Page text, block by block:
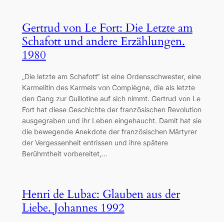
Gertrud von Le Fort: Die Letzte am
Schafott und andere Erzählungen.
1980
„Die letzte am Schafott“ ist eine Ordensschwester, eine
Karmelitin des Karmels von Compiègne, die als letzte
den Gang zur Guillotine auf sich nimmt. Gertrud von Le
Fort hat diese Geschichte der französischen Revolution
ausgegraben und ihr Leben eingehaucht. Damit hat sie
die bewegende Anekdote der französischen Märtyrer
der Vergessenheit entrissen und ihre spätere
Berühmtheit vorbereitet,…
Henri de Lubac: Glauben aus der
Liebe. Johannes 1992